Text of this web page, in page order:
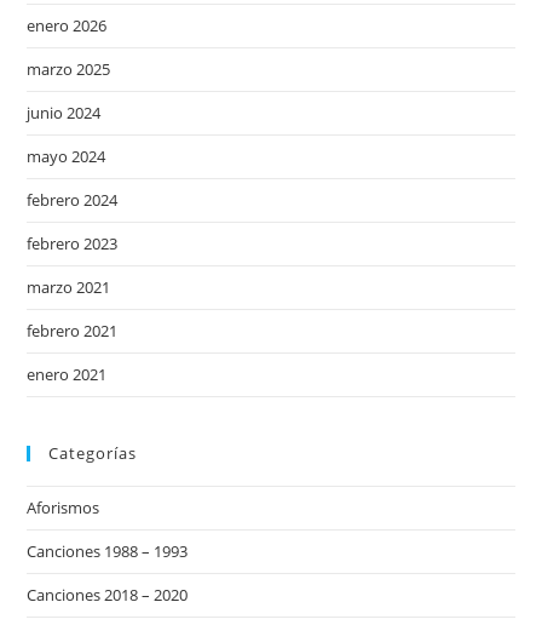
enero 2026
marzo 2025
junio 2024
mayo 2024
febrero 2024
febrero 2023
marzo 2021
febrero 2021
enero 2021
Categorías
Aforismos
Canciones 1988 – 1993
Canciones 2018 – 2020